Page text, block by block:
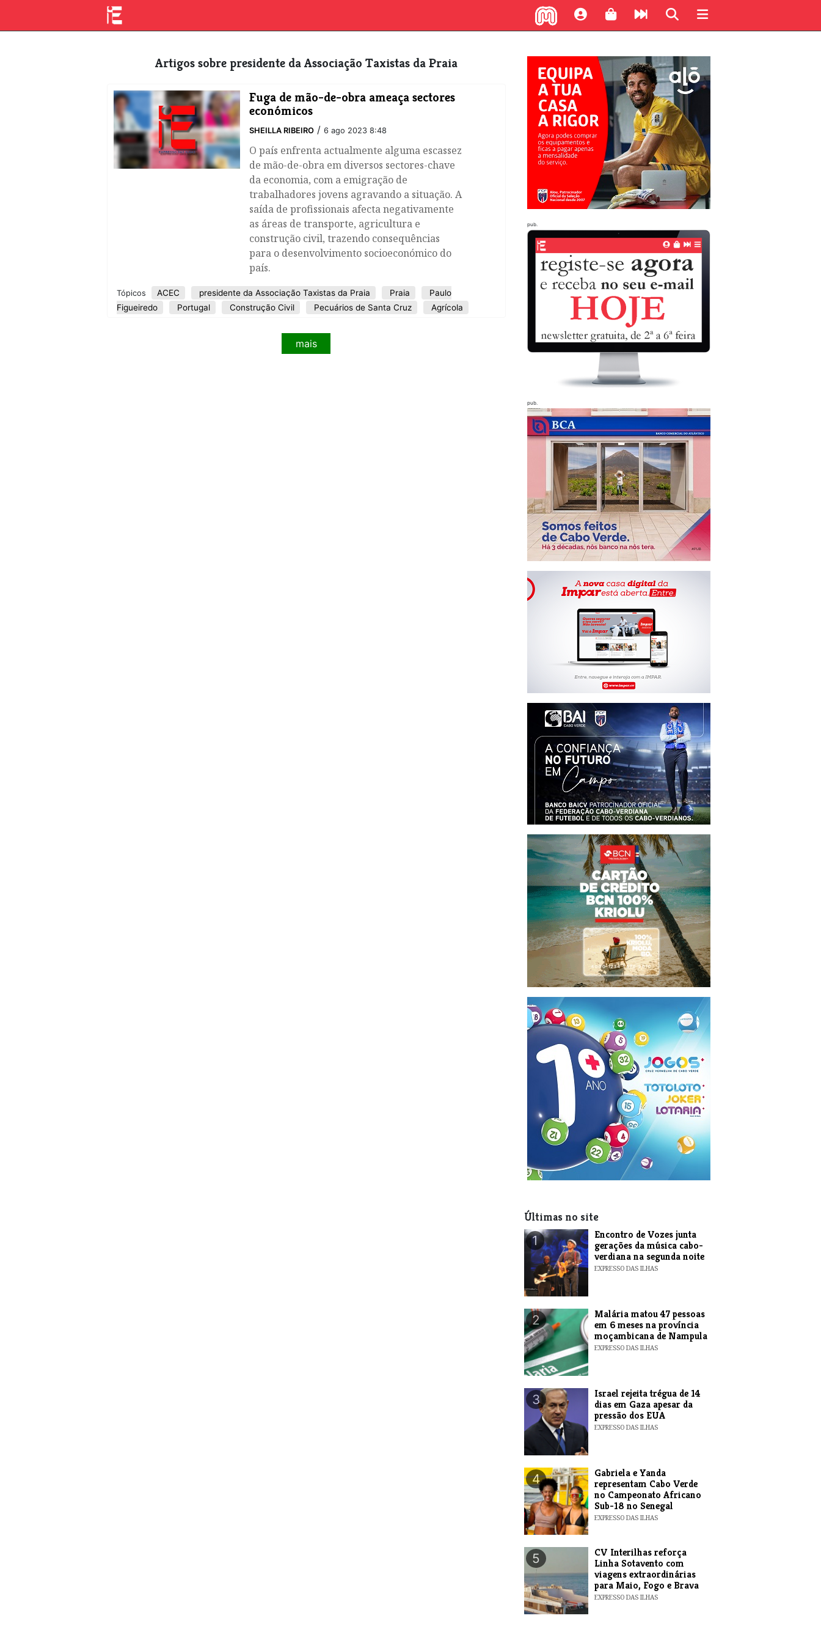
Artigos sobre presidente da Associação Taxistas da Praia
Fuga de mão-de-obra ameaça sectores
económicos
SHEILLA RIBEIRO / 6 ago 2023 8:48
O país enfrenta actualmente alguma escassez
de mão-de-obra em diversos sectores-chave
da economia, com a emigração de
trabalhadores jovens agravando a situação. A
saída de profissionais afecta negativamente
as áreas de transporte, agricultura e
construção civil, trazendo consequências
para o desenvolvimento socioeconómico do
país.
Tópicos ACEC presidente da Associação Taxistas da Praia Praia
Paulo
Figueiredo
Portugal Construção Civil Pecuários de Santa Cruz Agrícola
mais
pub.
pub.
Últimas no site
1
Encontro de Vozes junta
gerações da música cabo-
verdiana na segunda noite
EXPRESSO DAS ILHAS
2
​Malária matou 47 pessoas
em 6 meses na província
moçambicana de Nampula
EXPRESSO DAS ILHAS
3
​Israel rejeita trégua de 14
dias em Gaza apesar da
pressão dos EUA
EXPRESSO DAS ILHAS
4
Gabriela e Yanda
representam Cabo Verde
no Campeonato Africano
Sub-18 no Senegal
EXPRESSO DAS ILHAS
5
​CV Interilhas reforça
Linha Sotavento com
viagens extraordinárias
para Maio, Fogo e Brava
EXPRESSO DAS ILHAS